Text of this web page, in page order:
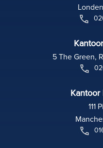
5 The Green,
111